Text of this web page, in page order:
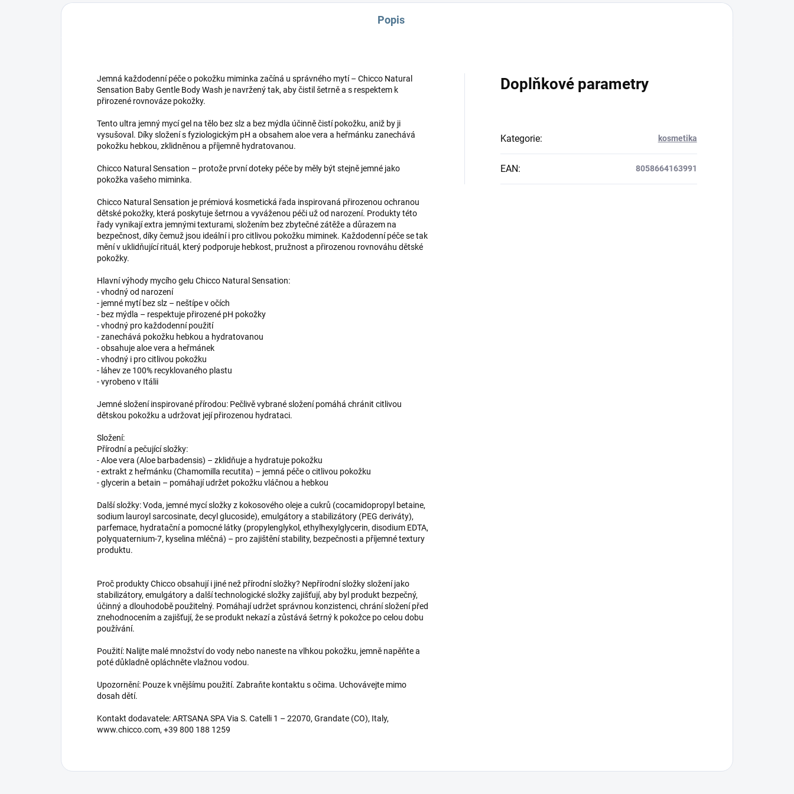
Popis
Jemná každodenní péče o pokožku miminka začíná u správného mytí – Chicco Natural
Sensation Baby Gentle Body Wash je navržený tak, aby čistil šetrně a s respektem k
přirozené rovnováze pokožky.
Tento ultra jemný mycí gel na tělo bez slz a bez mýdla účinně čistí pokožku, aniž by ji
vysušoval. Díky složení s fyziologickým pH a obsahem aloe vera a heřmánku zanechává
pokožku hebkou, zklidněnou a příjemně hydratovanou.
Chicco Natural Sensation – protože první doteky péče by měly být stejně jemné jako
pokožka vašeho miminka.
Chicco Natural Sensation je prémiová kosmetická řada inspirovaná přirozenou ochranou
dětské pokožky, která poskytuje šetrnou a vyváženou péči už od narození. Produkty této
řady vynikají extra jemnými texturami, složením bez zbytečné zátěže a důrazem na
bezpečnost, díky čemuž jsou ideální i pro citlivou pokožku miminek. Každodenní péče se tak
mění v uklidňující rituál, který podporuje hebkost, pružnost a přirozenou rovnováhu dětské
pokožky.
Hlavní výhody mycího gelu Chicco Natural Sensation:
- vhodný od narození
- jemné mytí bez slz – neštípe v očích
- bez mýdla – respektuje přirozené pH pokožky
- vhodný pro každodenní použití
- zanechává pokožku hebkou a hydratovanou
- obsahuje aloe vera a heřmánek
- vhodný i pro citlivou pokožku
- láhev ze 100% recyklovaného plastu
- vyrobeno v Itálii
Jemné složení inspirované přírodou: Pečlivě vybrané složení pomáhá chránit citlivou
dětskou pokožku a udržovat její přirozenou hydrataci.
Složení:
Přírodní a pečující složky:
- Aloe vera (Aloe barbadensis) – zklidňuje a hydratuje pokožku
- extrakt z heřmánku (Chamomilla recutita) – jemná péče o citlivou pokožku
- glycerin a betain – pomáhají udržet pokožku vláčnou a hebkou
Další složky: Voda, jemné mycí složky z kokosového oleje a cukrů (cocamidopropyl betaine,
sodium lauroyl sarcosinate, decyl glucoside), emulgátory a stabilizátory (PEG deriváty),
parfemace, hydratační a pomocné látky (propylenglykol, ethylhexylglycerin, disodium EDTA,
polyquaternium-7, kyselina mléčná) – pro zajištění stability, bezpečnosti a příjemné textury
produktu.
Proč produkty Chicco obsahují i jiné než přírodní složky? Nepřírodní složky složení jako
stabilizátory, emulgátory a další technologické složky zajišťují, aby byl produkt bezpečný,
účinný a dlouhodobě použitelný. Pomáhají udržet správnou konzistenci, chrání složení před
znehodnocením a zajišťují, že se produkt nekazí a zůstává šetrný k pokožce po celou dobu
používání.
Použití: Nalijte malé množství do vody nebo naneste na vlhkou pokožku, jemně napěňte a
poté důkladně opláchněte vlažnou vodou.
Upozornění: Pouze k vnějšímu použití. Zabraňte kontaktu s očima. Uchovávejte mimo
dosah dětí.
Kontakt dodavatele: ARTSANA SPA Via S. Catelli 1 – 22070, Grandate (CO), Italy,
www.chicco.com, +39 800 188 1259
Doplňkové parametry
Kategorie: kosmetika
EAN: 8058664163991